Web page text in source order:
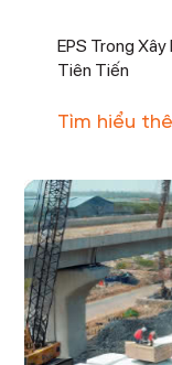
EPS Trong
Tiên Tiến
Tìm hiểu